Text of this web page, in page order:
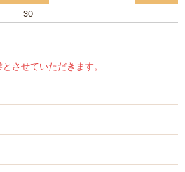
30
させていただきます。